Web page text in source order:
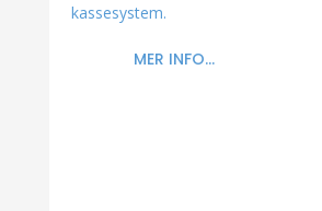
kassesystem.
MER INFO...